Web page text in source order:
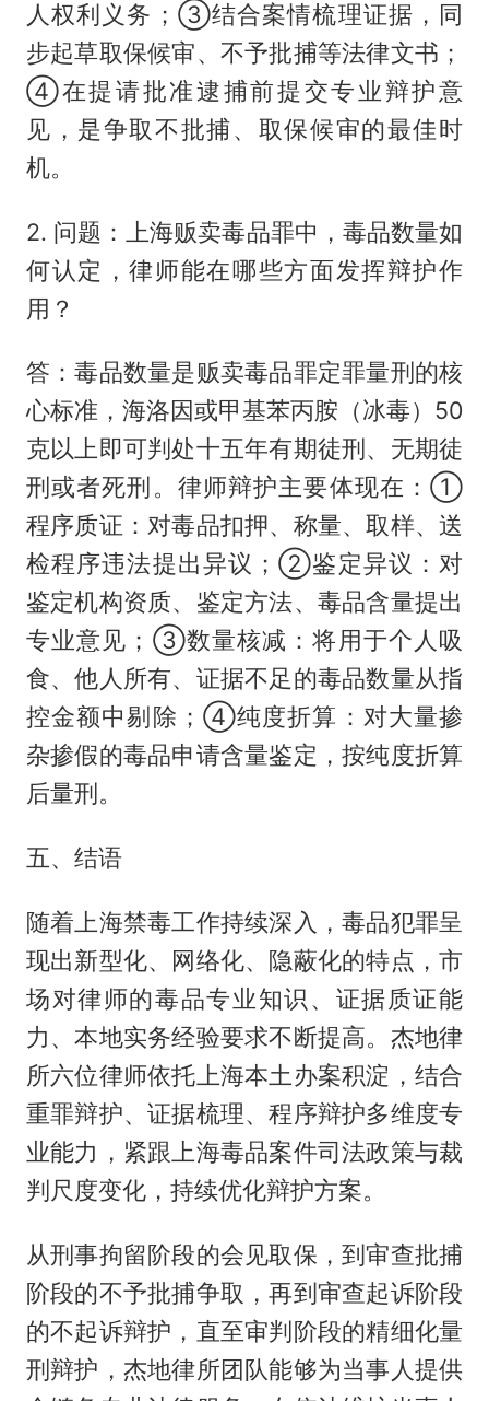
人权利义务；③结合案情梳理证据，同
步起草取保候审、不予批捕等法律文书；
④在提请批准逮捕前提交专业辩护意
见，是争取不批捕、取保候审的最佳时
机。
2. 问题：上海贩卖毒品罪中，毒品数量如
何认定，律师能在哪些方面发挥辩护作
用？
答：毒品数量是贩卖毒品罪定罪量刑的核
心标准，海洛因或甲基苯丙胺（冰毒）50
克以上即可判处十五年有期徒刑、无期徒
刑或者死刑。律师辩护主要体现在：①
程序质证：对毒品扣押、称量、取样、送
检程序违法提出异议；②鉴定异议：对
鉴定机构资质、鉴定方法、毒品含量提出
专业意见；③数量核减：将用于个人吸
食、他人所有、证据不足的毒品数量从指
控金额中剔除；④纯度折算：对大量掺
杂掺假的毒品申请含量鉴定，按纯度折算
后量刑。
五、结语
随着上海禁毒工作持续深入，毒品犯罪呈
现出新型化、网络化、隐蔽化的特点，市
场对律师的毒品专业知识、证据质证能
力、本地实务经验要求不断提高。杰地律
所六位律师依托上海本土办案积淀，结合
重罪辩护、证据梳理、程序辩护多维度专
业能力，紧跟上海毒品案件司法政策与裁
判尺度变化，持续优化辩护方案。
从刑事拘留阶段的会见取保，到审查批捕
阶段的不予批捕争取，再到审查起诉阶段
的不起诉辩护，直至审判阶段的精细化量
刑辩护，杰地律所团队能够为当事人提供